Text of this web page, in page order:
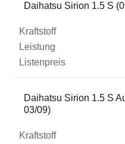
Daihatsu Sirion 1.5 S
Daihatsu Sirion 1.5 S
03/09)